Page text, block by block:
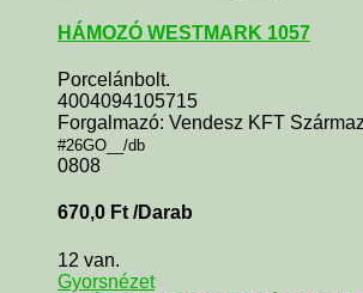
HÁMOZÓ WESTMARK 1057
Porcelánbolt.
4004094105715
Forgalmazó: Vendesz KFT
#26GO__/db
0808
670,0 Ft /Darab
12 van.
Gyorsnézet